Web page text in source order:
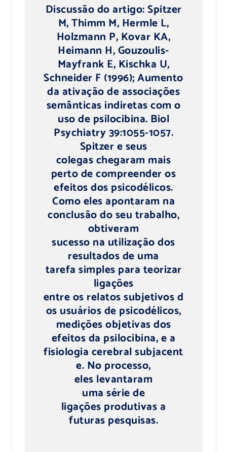
Discussão do artigo: Spitzer
M, Thimm M, Hermle L,
Holzmann P, Kovar KA,
Heimann H, Gouzoulis-
Mayfrank E, Kischka U,
Schneider F (1996); Aumento
da ativação de associações
semânticas indiretas com o
uso de psilocibina. Biol
Psychiatry 39:1055-1057.
Spitzer e seus
colegas chegaram mais
perto de compreender os
efeitos dos psicodélicos.
Como eles apontaram na
conclusão do seu trabalho,
obtiveram
sucesso na utilização dos
resultados de uma
tarefa simples para teorizar
ligações
entre os relatos subjetivos d
os usuários de psicodélicos,
medições objetivas dos
efeitos da psilocibina, e a
fisiologia cerebral subjacent
e. No processo,
eles levantaram
uma série de
ligações produtivas a
futuras pesquisas.